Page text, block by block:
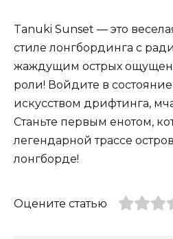
Tanuki Sunset — это
стиле лонгбординга с
жаждущим острых
роли! Войдите в
искусством дрифтинга,
Станьте первым енотом,
легендарной трассе
лонгборде!
Оцените статью